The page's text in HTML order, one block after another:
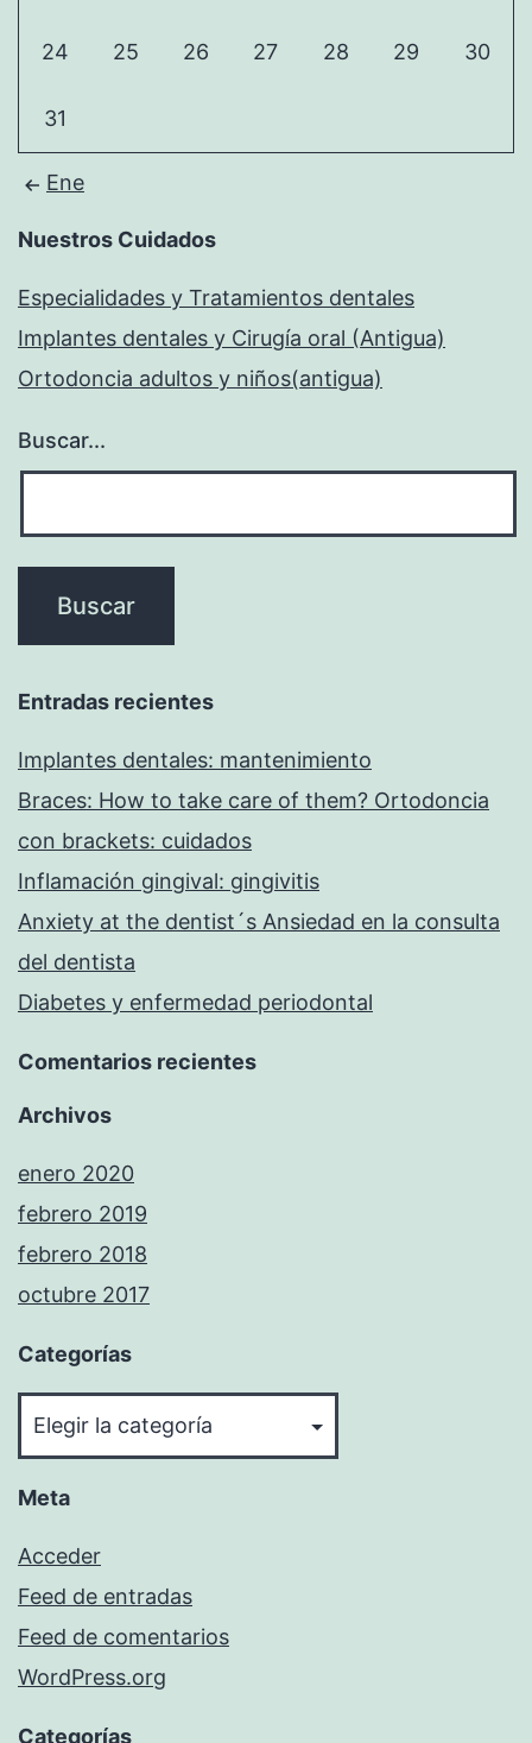
24 25 26 27 28 29 30
31
Ene
Nuestros Cuidados
Especialidades y Tratamientos dentales
Implantes dentales y Cirugía oral (Antigua)
Ortodoncia adultos y niños(antigua)
Buscar...
Entradas recientes
Implantes dentales: mantenimiento
Braces: How to take care of them? Ortodoncia
con brackets: cuidados
Inflamación gingival: gingivitis
Anxiety at the dentist´s Ansiedad en la consulta
del dentista
Diabetes y enfermedad periodontal
Comentarios recientes
Archivos
enero 2020
febrero 2019
febrero 2018
octubre 2017
Categorías
Meta
Acceder
Feed de entradas
Feed de comentarios
WordPress.org
Categorías